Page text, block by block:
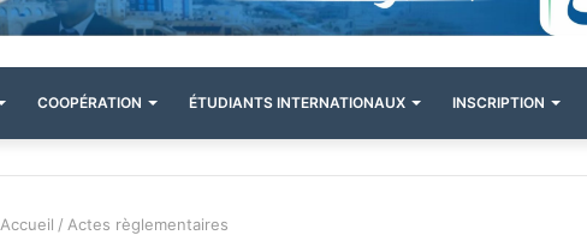
COOPÉRATION ÉTUDIANTS INTERNATIONAUX INSCRIPTION
Accueil / Actes règlementaires